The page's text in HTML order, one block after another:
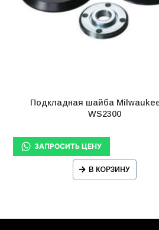
Подкладная шайба
WS2300
В КОРЗИНУ